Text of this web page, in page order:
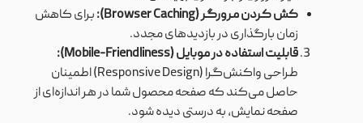
کش کردن مرورگر (Browser Caching):
برای کاهش
زمان بارگذاری در بازدیدهای مجدد.
قابلیت استفاده در موبایل (Mobile-Friendliness):
طراحی واکنش‌گرا (Responsive Design) اطمینان
حاصل می‌کند که صفحه محصول شما در هر اندازه‌ای از
صفحه نمایش، به درستی دیده شود.